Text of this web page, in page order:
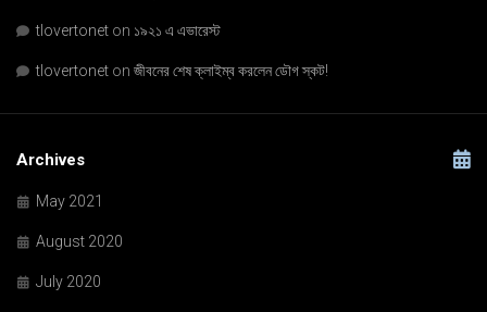
tlovertonet on ১৯২১ এ এভারেস্ট
tlovertonet on জীবনের শেষ ক্লাইম্ব করলেন ডৌগ স্কট!
Archives
May 2021
August 2020
July 2020